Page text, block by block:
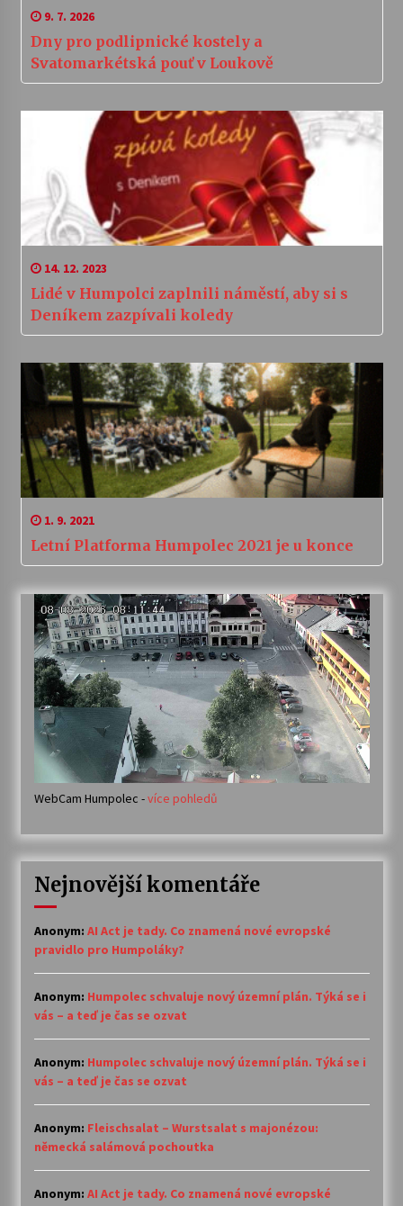
9. 7. 2026
Dny pro podlipnické kostely a
Svatomarkétská pouť v Loukově
14. 12. 2023
Lidé v Humpolci zaplnili náměstí, aby si s
Deníkem zazpívali koledy
1. 9. 2021
Letní Platforma Humpolec 2021 je u konce
WebCam Humpolec -více pohledů
Nejnovější komentáře
Anonym: AI Act je tady. Co znamená nové evropské
pravidlo pro Humpoláky?
Anonym: Humpolec schvaluje nový územní plán. Týká se i
vás – a teď je čas se ozvat
Anonym: Humpolec schvaluje nový územní plán. Týká se i
vás – a teď je čas se ozvat
Anonym: Fleischsalat – Wurstsalat s majonézou:
německá salámová pochoutka
Anonym: AI Act je tady. Co znamená nové evropské